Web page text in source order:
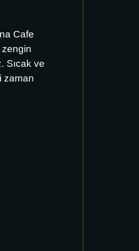
Cafe
zengin
Sıcak ve
zaman